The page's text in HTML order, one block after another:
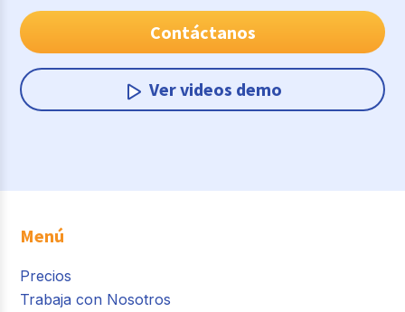
Contáctanos
Ver videos demo
Menú
Precios
Trabaja con Nosotros